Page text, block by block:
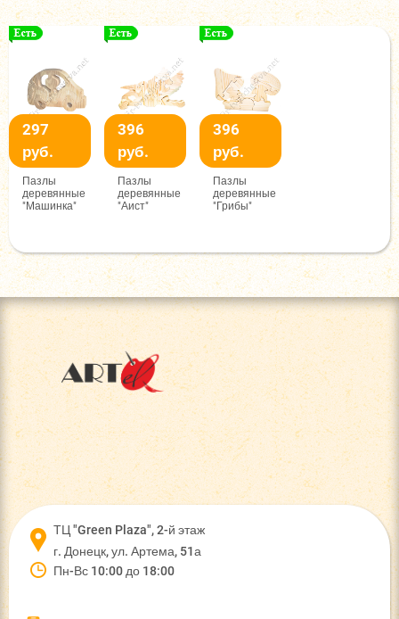
297
руб.
Пазлы
деревянные
"Машинка"
396
руб.
Пазлы
деревянные
"Аист"
396
руб.
Пазлы
деревянные
"Грибы"
ТЦ "Green Plaza", 2-й этаж
г. Донецк, ул. Артема, 51а
Пн-Вс 10:00 до 18:00